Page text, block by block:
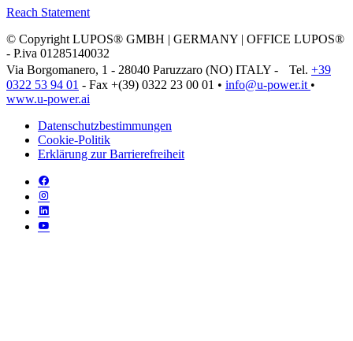
Reach Statement
© Copyright LUPOS® GMBH | GERMANY | OFFICE LUPOS®
- P.iva 01285140032
Via Borgomanero, 1 - 28040 Paruzzaro (NO) ITALY - Tel. +39
0322 53 94 01 - Fax +(39) 0322 23 00 01 • info@u‑power.it •
www.u‑power.ai
Datenschutzbestimmungen
Cookie-Politik
Erklärung zur Barrierefreiheit